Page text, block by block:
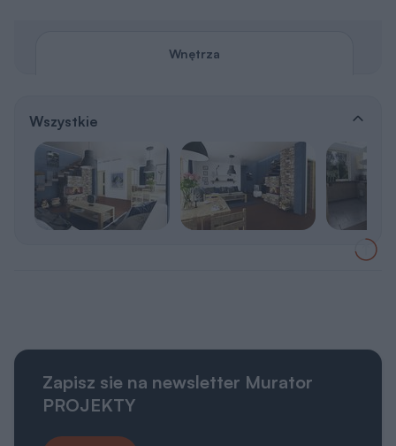
Wnętrza
Wszystkie
Zapisz sie na newsletter Murator
PROJEKTY